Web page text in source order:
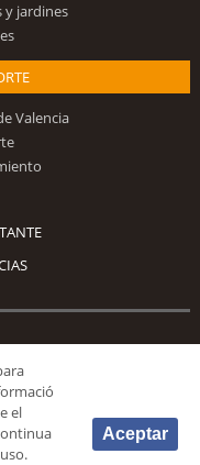
y jardines
Valencia
Síguenos
el
Aceptar